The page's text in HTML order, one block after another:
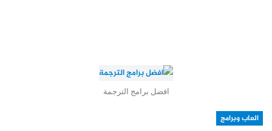
افضل برامج الترجمة
العاب وبرامج